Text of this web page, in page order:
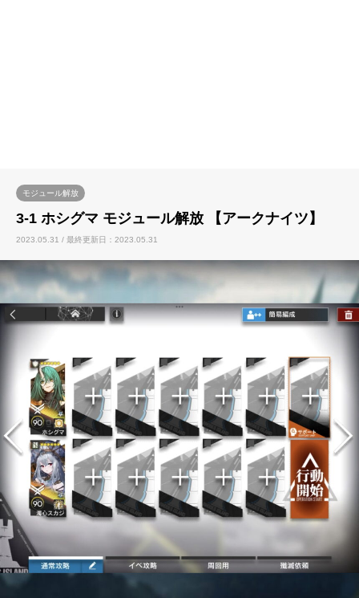
モジュール解放
3-1 ホシグマ モジュール解放 【アークナイツ】
2023.05.31 / 最終更新日：2023.05.31